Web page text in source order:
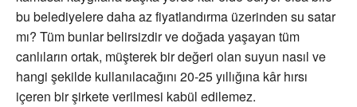
bu belediyelere daha az fiyatlandırma üzerinden su satar
mı? Tüm bunlar belirsizdir ve doğada yaşayan tüm
canlıların ortak, müşterek bir değeri olan suyun nasıl ve
hangi şekilde kullanılacağını 20-25 yıllığına kâr hırsı
içeren bir şirkete verilmesi kabül edilemez.